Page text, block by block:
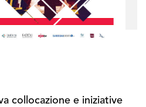
collocazione e iniziative